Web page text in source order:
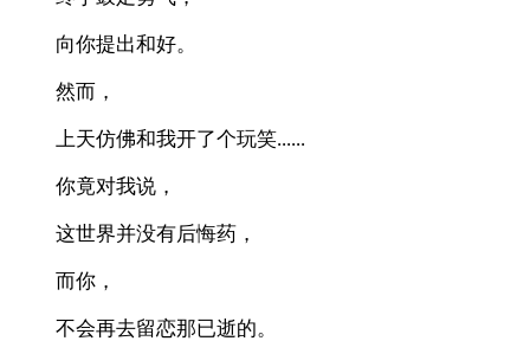
向你提出和好。
然而，
上天仿佛和我开了个玩笑......
你竟对我说，
这世界并没有后悔药，
而你，
不会再去留恋那已逝的。